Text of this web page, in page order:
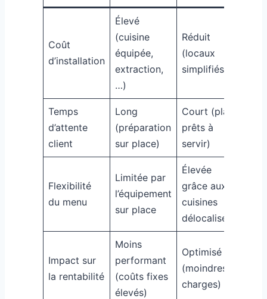
Coût
d’installation
Élevé
(cuisine
équipée,
extraction,
…)
Réduit
(locaux
simplifiés)
Temps
d’attente
client
Long
(préparation
sur place)
Court (plats
prêts à
servir)
Flexibilité
du menu
Limitée par
l’équipement
sur place
Élevée
grâce aux
cuisines
délocalisées
Impact sur
la rentabilité
Moins
performant
(coûts fixes
élevés)
Optimisé
(moindres
charges)